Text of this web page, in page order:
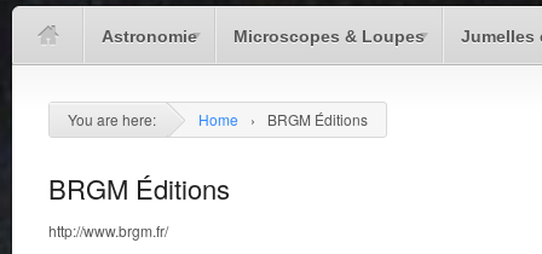
Astronomie Microscopes & Loupes Jumelles
You are here: Home › BRGM Éditions
BRGM Éditions
http://www.brgm.fr/